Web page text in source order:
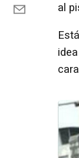
al